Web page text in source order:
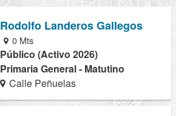
Rodolfo Landeros Gallegos
0 Mts
Público (Activo 2026)
Primaria General - Matutino
Calle Peñuelas